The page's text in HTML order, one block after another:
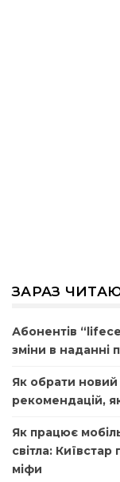
ЗАРАЗ
Абонентів
зміни в наданні
Як обрати
рекомендацій,
Як працює
світла:
міфи